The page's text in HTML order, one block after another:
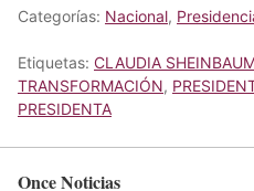
Categorías: Nacional,
Etiquetas: CLAUDIA
TRANSFORMACIÓN,
PRESIDENTA
Once Noticias